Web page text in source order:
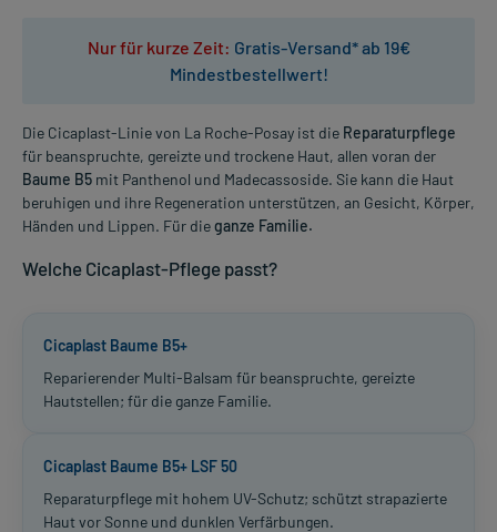
Nur für kurze Zeit: Gratis-Versand* ab 19€
Mindestbestellwert!
Die Cicaplast-Linie von La Roche-Posay ist die Reparaturpflege
für beanspruchte, gereizte und trockene Haut, allen voran der
Baume B5 mit Panthenol und Madecassoside. Sie kann die Haut
beruhigen und ihre Regeneration unterstützen, an Gesicht, Körper,
Händen und Lippen. Für dieganze Familie.
Welche Cicaplast-Pflege passt?
Cicaplast Baume B5+
Reparierender Multi-Balsam für beanspruchte, gereizte
Hautstellen; für die ganze Familie.
Cicaplast Baume B5+ LSF 50
Reparaturpflege mit hohem UV-Schutz; schützt strapazierte
Haut vor Sonne und dunklen Verfärbungen.